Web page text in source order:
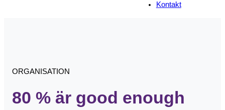
Kontakt
ORGANISATION
80 % är good enough